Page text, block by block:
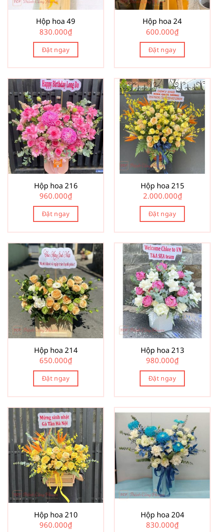
Hộp hoa 49
830.000₫
Đặt ngay
Hộp hoa 24
600.000₫
Đặt ngay
Hộp hoa 216
960.000₫
Đặt ngay
Hộp hoa 215
2.000.000₫
Đặt ngay
Hộp hoa 214
650.000₫
Đặt ngay
Hộp hoa 213
980.000₫
Đặt ngay
Hộp hoa 210
960.000₫
Hộp hoa 204
830.000₫